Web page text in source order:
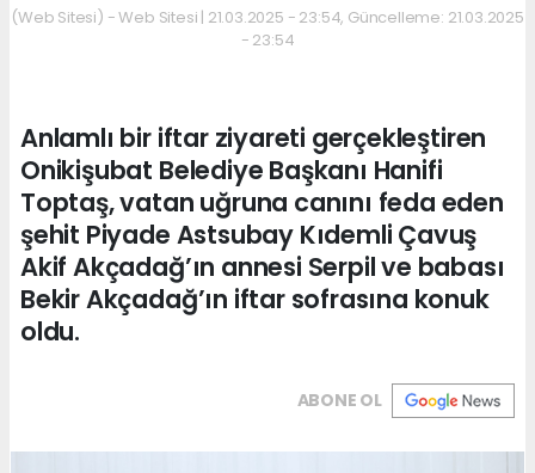
(Web Sitesi) - Web Sitesi | 21.03.2025 - 23:54, Güncelleme: 21.03.2025
- 23:54
Anlamlı bir iftar ziyareti gerçekleştiren
Onikişubat Belediye Başkanı Hanifi
Toptaş, vatan uğruna canını feda eden
şehit Piyade Astsubay Kıdemli Çavuş
Akif Akçadağ’ın annesi Serpil ve babası
Bekir Akçadağ’ın iftar sofrasına konuk
oldu.
ABONE OL